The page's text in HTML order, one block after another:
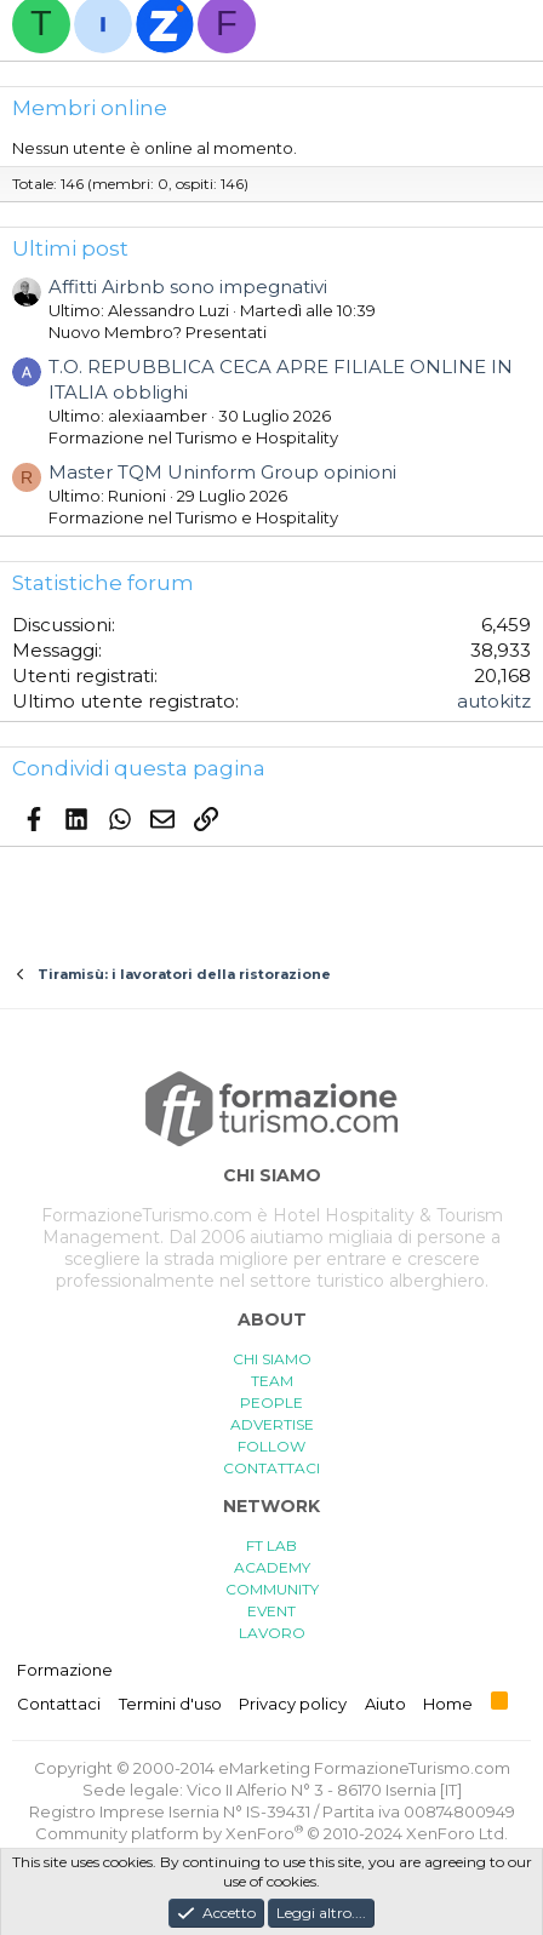
T
F
Membri online
Nessun utente è online al momento.
Totale: 146 (membri: 0, ospiti: 146)
Ultimi post
Affitti Airbnb sono impegnativi
Ultimo: Alessandro Luzi
Martedì alle 10:39
Nuovo Membro? Presentati
T.O. REPUBBLICA CECA APRE FILIALE ONLINE IN
ITALIA obblighi
Ultimo: alexiaamber 30 Luglio 2026
Formazione nel Turismo e Hospitality
R Master TQM Uninform Group opinioni
Ultimo: Runioni 29 Luglio 2026
Formazione nel Turismo e Hospitality
Statistiche forum
Discussioni
6,459
Messaggi
38,933
Utenti registrati
20,168
Ultimo utente registrato
autokitz
Condividi questa pagina
FacebookLinkedIn
WhatsApp
EmailLink
Tiramisù: i lavoratori della ristorazione
CHI SIAMO
FormazioneTurismo.com è Hotel Hospitality & Tourism
Management. Dal 2006 aiutiamo migliaia di persone a
scegliere la strada migliore per entrare e crescere
professionalmente nel settore turistico alberghiero.
ABOUT
CHI SIAMO
TEAM
PEOPLE
ADVERTISE
FOLLOW
CONTATTACI
NETWORK
FT LAB
ACADEMY
COMMUNITY
EVENT
LAVORO
Formazione
Contattaci
Termini d'uso Privacy policy Aiuto Home
R
S
Copyright © 2000-2014 eMarketing FormazioneTurismo.com
Sede legale: Vico II Alferio N° 3 - 86170 Isernia [IT]
Registro Imprese Isernia N° IS-39431 / Partita iva 00874800949
Community platform by XenForo® © 2010-2024 XenForo Ltd.
Traduzione italiana
XenForge.com
Termini e Condizioni d'uso
Progettato e realizzato con amore e sacrifici da
This site uses cookies. By continuing to use this site, you are agreeing to our
use of cookies.
Accetto
Leggi altro....